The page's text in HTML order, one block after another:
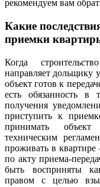
рекомендуем вам
Какие
приемки
Когда
направляет дольщику
объект готов к
есть обязанность
получения
приступить к
принимать объект
техническим
проживать в
по акту приема-
быть восприняты
правом с целью